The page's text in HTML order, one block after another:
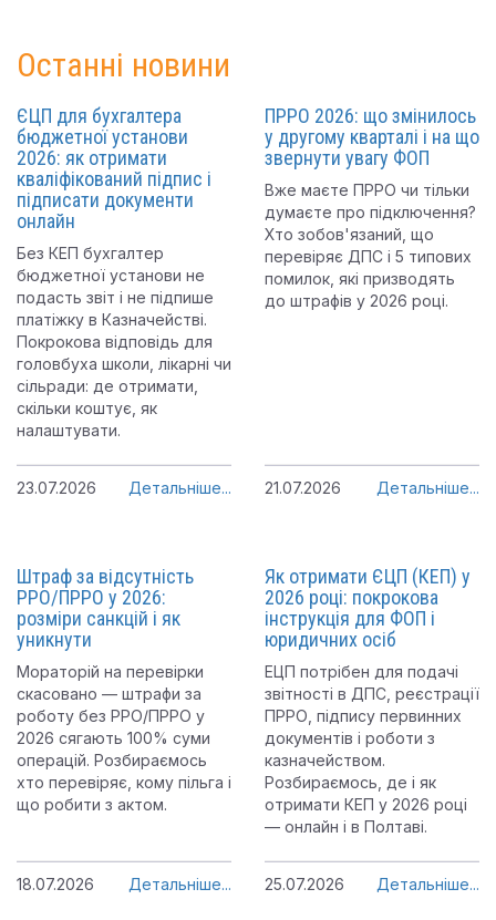
Останні новини
ЄЦП для бухгалтера
бюджетної установи
2026: як отримати
кваліфікований підпис і
підписати документи
онлайн
Без КЕП бухгалтер
бюджетної установи не
подасть звіт і не підпише
платіжку в Казначействі.
Покрокова відповідь для
головбуха школи, лікарні чи
сільради: де отримати,
скільки коштує, як
налаштувати.
23.07.2026 Детальніше...
ПРРО 2026: що змінилось
у другому кварталі і на що
звернути увагу ФОП
Вже маєте ПРРО чи тільки
думаєте про підключення?
Хто зобов'язаний, що
перевіряє ДПС і 5 типових
помилок, які призводять
до штрафів у 2026 році.
21.07.2026 Детальніше...
Штраф за відсутність
РРО/ПРРО у 2026:
розміри санкцій і як
уникнути
Мораторій на перевірки
скасовано — штрафи за
роботу без РРО/ПРРО у
2026 сягають 100% суми
операцій. Розбираємось
хто перевіряє, кому пільга і
що робити з актом.
18.07.2026 Детальніше...
Як отримати ЄЦП (КЕП) у
2026 році: покрокова
інструкція для ФОП і
юридичних осіб
ЕЦП потрібен для подачі
звітності в ДПС, реєстрації
ПРРО, підпису первинних
документів і роботи з
казначейством.
Розбираємось, де і як
отримати КЕП у 2026 році
— онлайн і в Полтаві.
25.07.2026 Детальніше...